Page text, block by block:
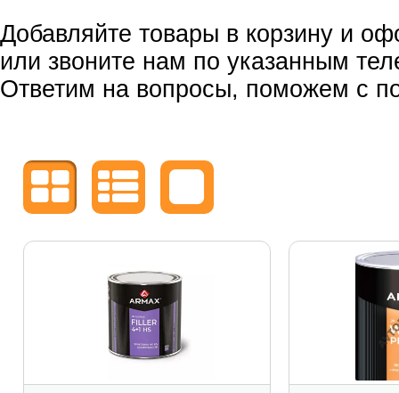
Добавляйте товары в корзину и
или звоните нам по указанным
Ответим на вопросы, поможем с